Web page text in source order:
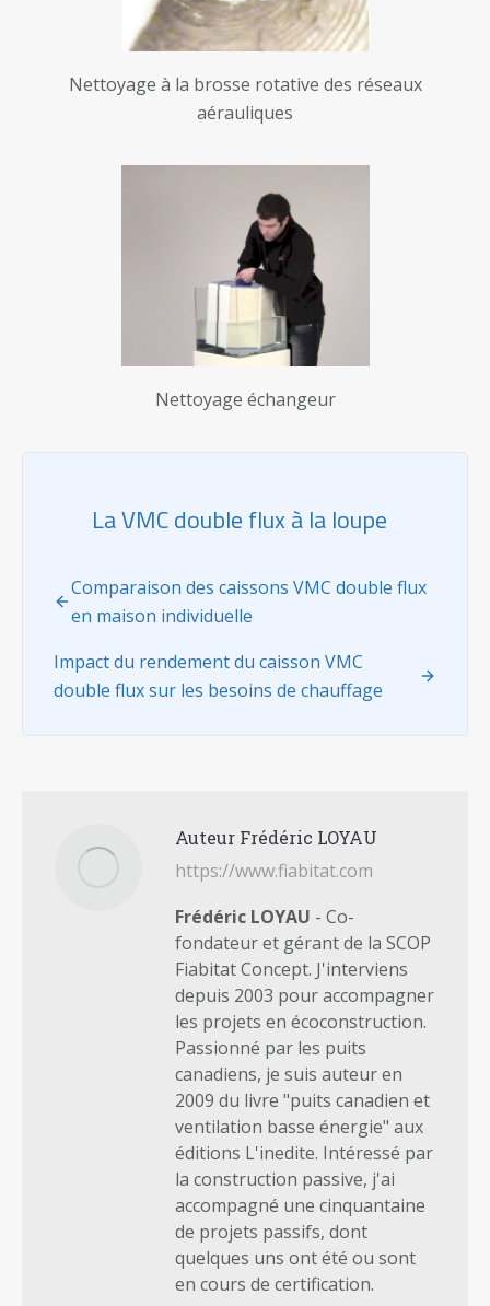
Nettoyage à la brosse rotative des réseaux
aérauliques
Nettoyage échangeur
La VMC double flux à la loupe
Comparaison des caissons VMC double flux
en maison individuelle
Impact du rendement du caisson VMC
double flux sur les besoins de chauffage
Auteur Frédéric LOYAU
https://www.fiabitat.com
Frédéric LOYAU - Co-
fondateur et gérant de la SCOP
Fiabitat Concept. J'interviens
depuis 2003 pour accompagner
les projets en écoconstruction.
Passionné par les puits
canadiens, je suis auteur en
2009 du livre "puits canadien et
ventilation basse énergie" aux
éditions L'inedite. Intéressé par
la construction passive, j'ai
accompagné une cinquantaine
de projets passifs, dont
quelques uns ont été ou sont
en cours de certification.